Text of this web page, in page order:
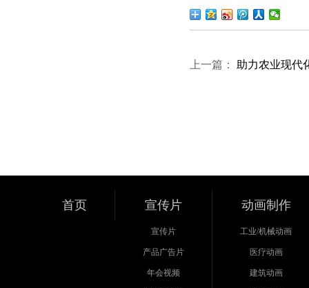
上一篇： 助力农业现代
首页 宣传片
宣传片
产品广告片
年会视频
动画制作
工业/机械动画
医疗动画
建筑动画